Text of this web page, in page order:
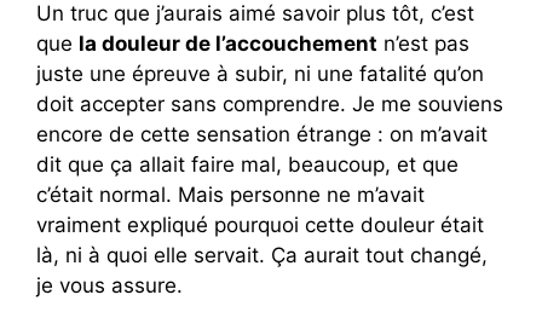
Un truc que j’aurais aimé savoir plus tôt, c’est
que la douleur de l’accouchement n’est pas
juste une épreuve à subir, ni une fatalité qu’on
doit accepter sans comprendre. Je me souviens
encore de cette sensation étrange : on m’avait
dit que ça allait faire mal, beaucoup, et que
c’était normal. Mais personne ne m’avait
vraiment expliqué pourquoi cette douleur était
là, ni à quoi elle servait. Ça aurait tout changé,
je vous assure.